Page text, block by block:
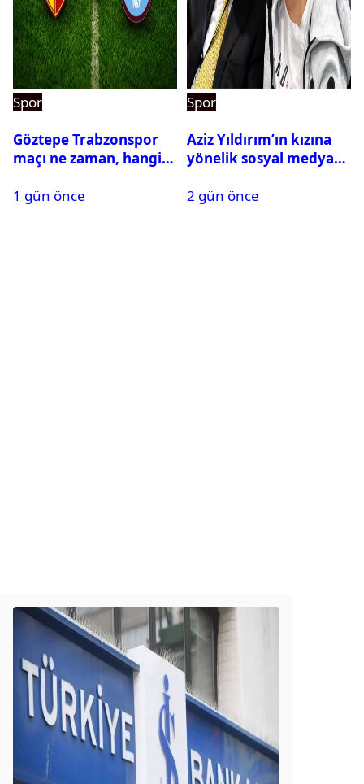
Spor
Göztepe Trabzonspor
maçı ne zaman, hangi
oynayacak mı?
1 gün önce
Spor
Aziz Yıldırım’ın kızına
yönelik sosyal medya
hakkında karar çıktı
2 gün önce